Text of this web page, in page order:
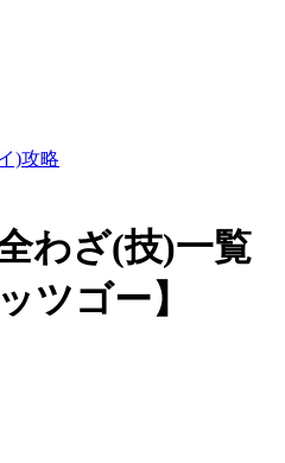
)攻略
わざ(技)一覧
ツゴー】